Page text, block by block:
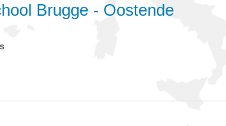
Brugge - Oostende